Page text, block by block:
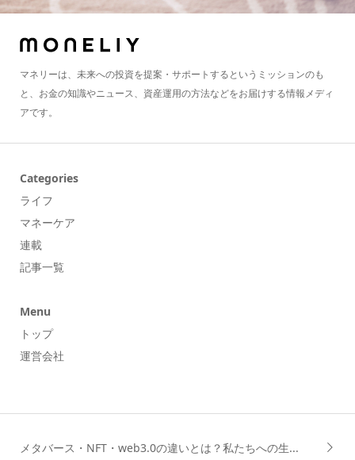
マネリーは、未来への投資を提案・サポートするというミッションのも
と、お金の知識やニュース、資産運用の方法などをお届けする情報メディ
アです。
Categories
ライフ
マネーケア
連載
記事一覧
Menu
トップ
運営会社
メタバース・NFT・web3.0の違いとは？私たちへの生...